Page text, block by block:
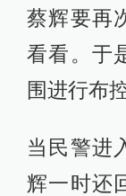
蔡辉要再
看看。于
围进行布控
当民警进
辉一时还